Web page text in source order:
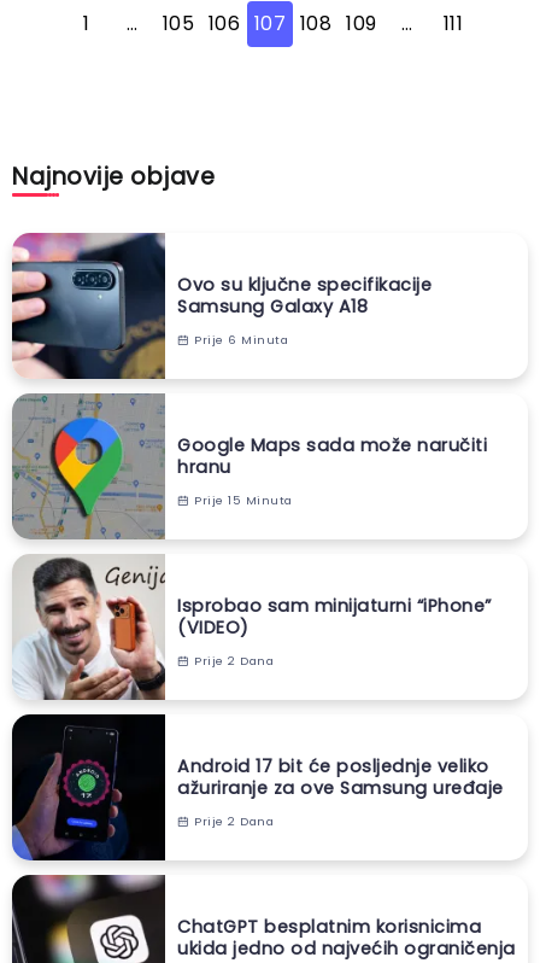
1 … 105 106 107 108 109 … 111
Najnovije objave
Ovo su ključne specifikacije
Samsung Galaxy A18
Prije 6 Minuta
Google Maps sada može naručiti
hranu
Prije 15 Minuta
Isprobao sam minijaturni “iPhone”
(VIDEO)
Prije 2 Dana
Android 17 bit će posljednje veliko
ažuriranje za ove Samsung uređaje
Prije 2 Dana
ChatGPT besplatnim korisnicima
ukida jedno od najvećih ograničenja